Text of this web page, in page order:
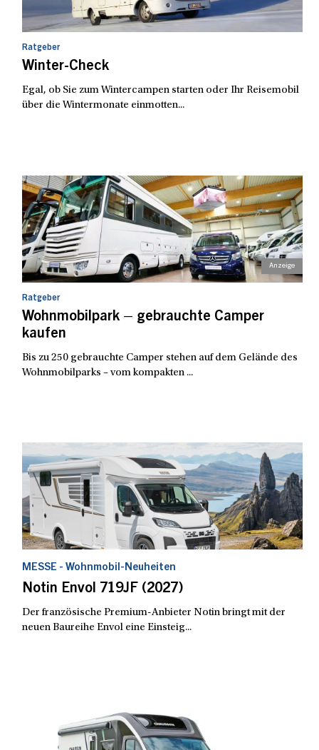
Ratgeber
Winter-Check
Egal, ob Sie zum Wintercampen starten oder Ihr Reisemobil
über die Wintermonate einmotten...
Ratgeber
Wohnmobilpark – gebrauchte Camper
kaufen
Bis zu 250 gebrauchte Camper stehen auf dem Gelände des
Wohnmobilparks – vom kompakten ...
MESSE - Wohnmobil-Neuheiten
Notin Envol 719JF (2027)
Der französische Premium-Anbieter Notin bringt mit der
neuen Baureihe Envol eine Einsteig...